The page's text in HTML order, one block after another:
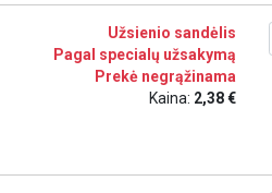
Užsienio sandėlis
Pagal specialų užsakymą
Prekė negrąžinama
Kaina: 2,38 €